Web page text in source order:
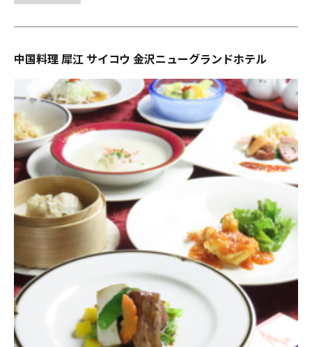
中国料理 犀江 サイコウ 金沢ニューグランドホテル